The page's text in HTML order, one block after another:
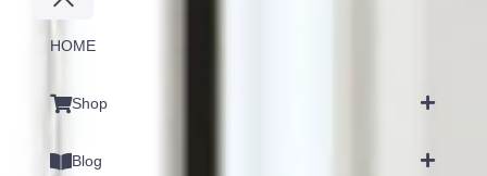
HOME
Shop
Blog